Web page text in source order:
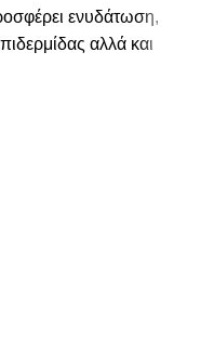
ενυδάτωση,
αλλά και